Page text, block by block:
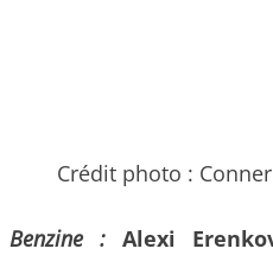
Crédit photo :
Benzine : Alexi